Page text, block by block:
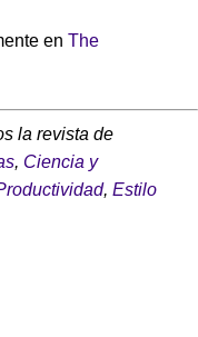
en The
la revista de
, Ciencia y
, Estilo